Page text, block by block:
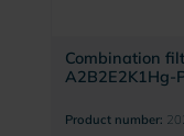
Combination filter BR
A2B2E2K1Hg-
Product number: